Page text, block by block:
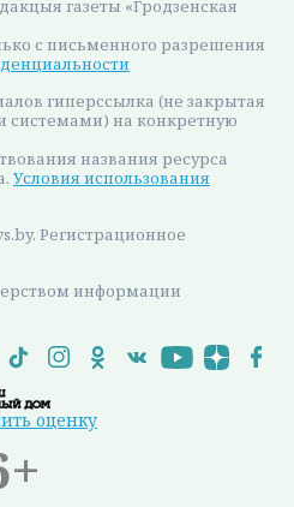
целью и не отступил. У
к спорту. Природные
хорошо в нем
новости
нашемTelegram-
по ссылке!